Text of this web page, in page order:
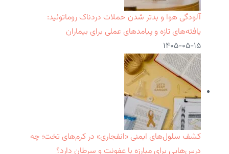
آلودگی هوا و بدتر شدن حملات دردناک روماتوئید:
یافته‌های تازه و پیامدهای عملی برای بیماران
۱۴۰۵-۰۵-۱۵
کشف سلول‌های ایمنی «انفجاری» در کرم‌های تخت؛ چه
درس‌هایی برای مبارزه با عفونت و سرطان دارد؟